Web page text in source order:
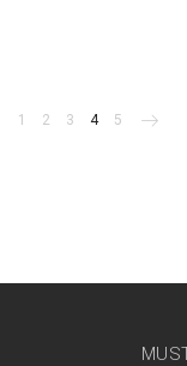
1 2 3 4 5